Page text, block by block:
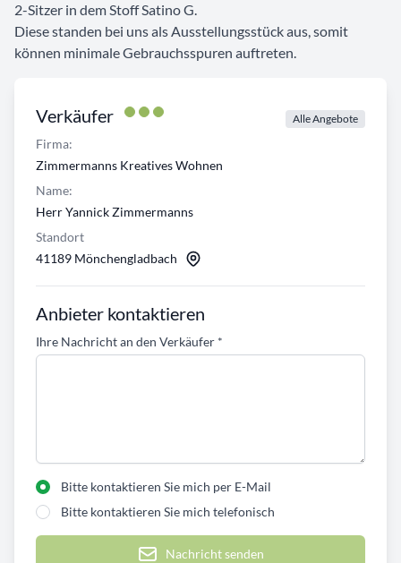
Verkäufer Alle Angebote
Firma:
Zimmermanns Kreatives Wohnen
Name:
Herr Yannick Zimmermanns
Standort
41189 Mönchengladbach
Anbieter kontaktieren
Ihre Nachricht an den Verkäufer *
Bitte kontaktieren Sie mich per E-Mail
Bitte kontaktieren Sie mich telefonisch
Nachricht senden
2-Sitzer in dem Stoff Satino G.
Diese standen bei uns als Ausstellungsstück aus, somit
können minimale Gebrauchsspuren auftreten.